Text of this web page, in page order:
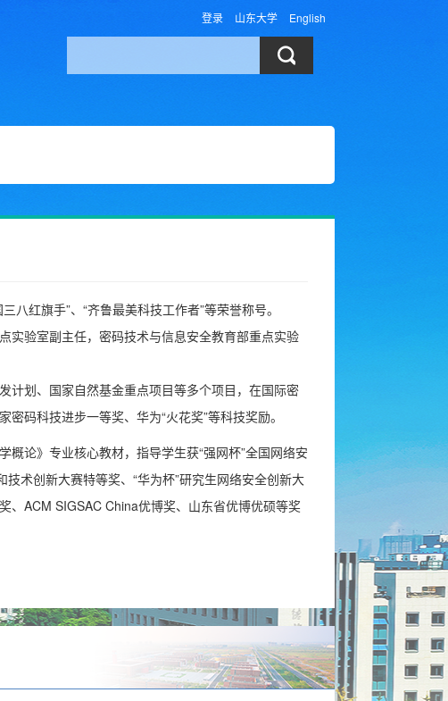
登录 山东大学 English
红旗手”、“齐鲁最美科技工作者”等荣誉称号。
实验室副主任，密码技术与信息安全教育部重点实验
计划、国家自然基金重点项目等多个项目，在国际密
码科技进步一等奖、华为“火花奖”等科技奖励。
论》专业核心教材，指导学生获“强网杯”全国网络安
术创新大赛特等奖、“华为杯”研究生网络安全创新大
、ACM SIGSAC China优博奖、山东省优博优硕等奖